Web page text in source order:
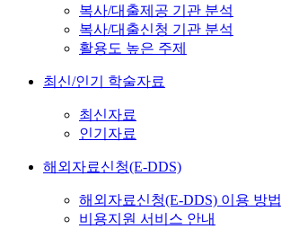
복사/대출제공 기관 분석
복사/대출신청 기관 분석
활용도 높은 주제
최신/인기 학술자료
최신자료
인기자료
해외자료신청(E-DDS)
해외자료신청(E-DDS) 이용 방법
비용지원 서비스 안내